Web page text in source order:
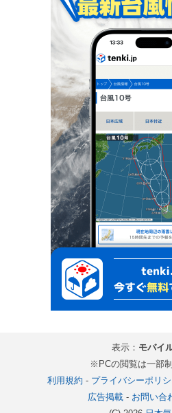
表示： モバイ
※PCの閲覧は一部
利用規約 - プライバシーポリ
広告掲載- お問い合